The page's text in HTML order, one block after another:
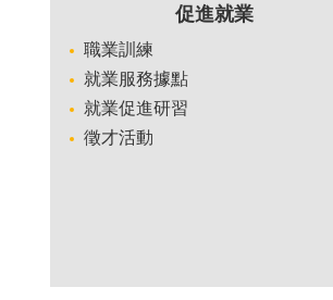
促進就業
職業訓練
就業服務據點
就業促進研習
徵才活動